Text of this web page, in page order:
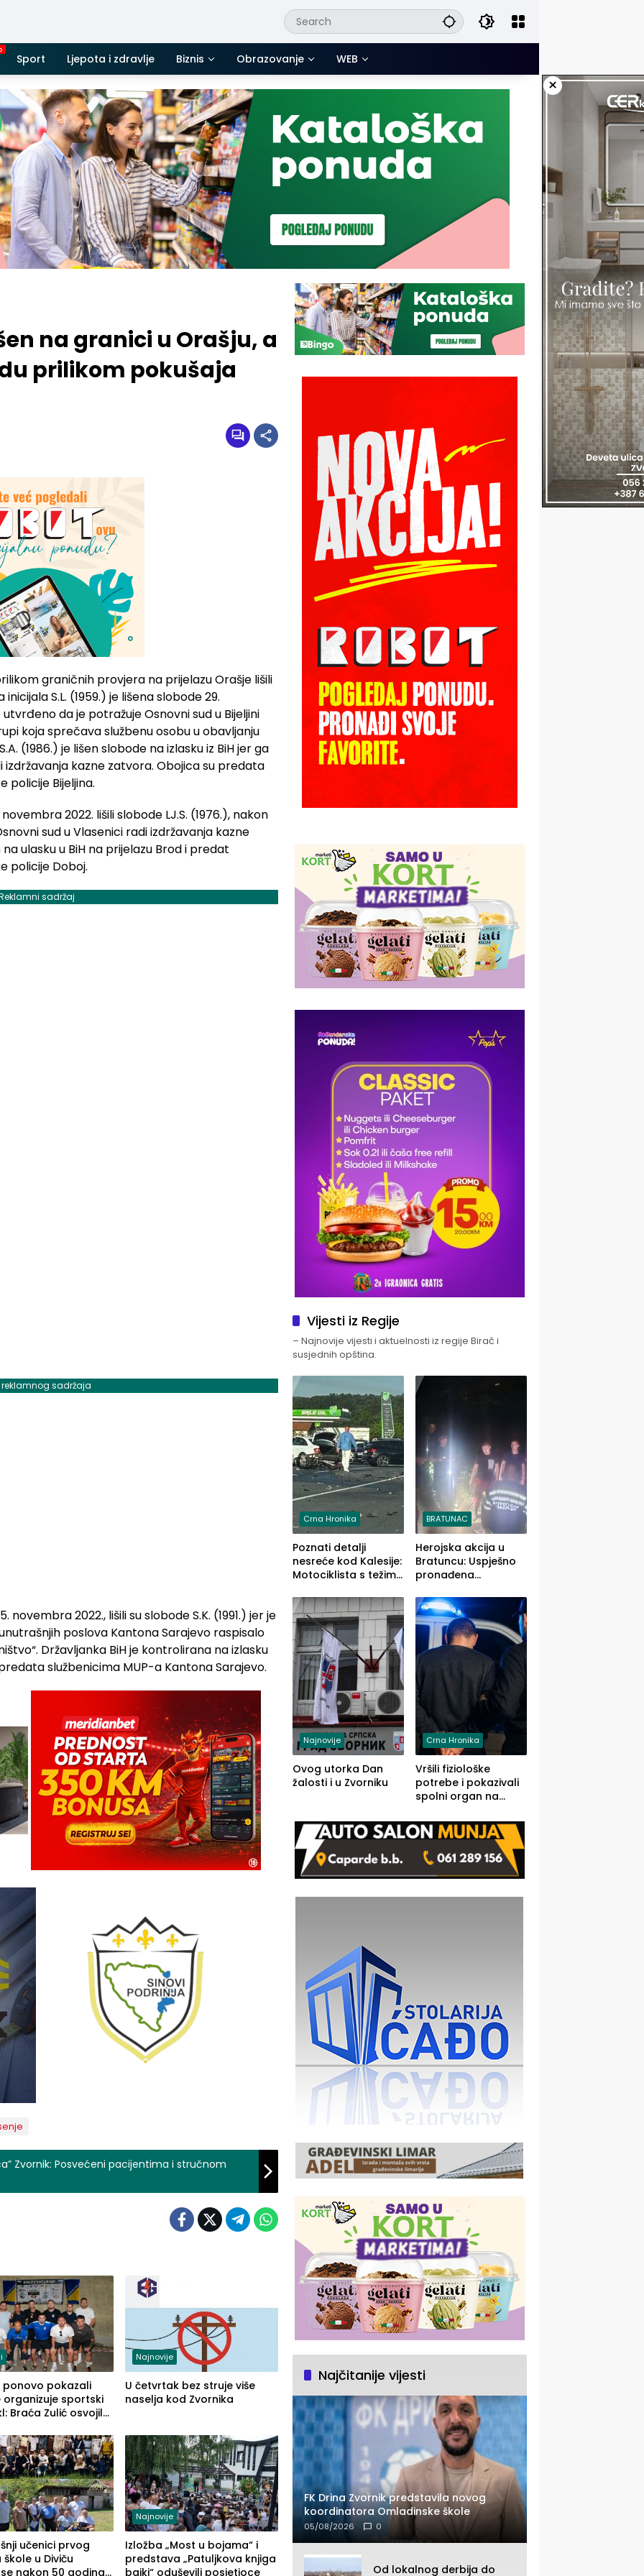
Sport Ljepota i zdravlje Biznis Obrazovanje WEB
×
na granici u Orašju, a
prilikom pokušaja
graničnih provjera na prijelazu Orašje lišili
S.L. (1959.) je lišena slobode 29.
da je potražuje Osnovni sud u Bijeljini
koja sprečava službenu osobu u obavljanju
(1986.) je lišen slobode na izlasku iz BiH jer ga
izdržavanja kazne zatvora. Obojica su predata
policije Bijeljina.
2022. lišili slobode LJ.S. (1976.), nakon
sud u Vlasenici radi izdržavanja kazne
ulasku u BiH na prijelazu Brod i predat
policije Doboj.
sadržaj
reklamnog sadržaja
novembra 2022., lišili su slobode S.K. (1991.) jer je
poslova Kantona Sarajevo raspisalo
Državljanka BiH je kontrolirana na izlasku
službenicima MUP-a Kantona Sarajevo.
Zvornik: Posvećeni pacijentima i stručnom
ponovo pokazali
organizuje sportski
Braća Zulić osvojila
Najnovije
U četvrtak bez struje više
naselja kod Zvornika
učenici prvog
u Diviču
nakon 50 godina,
Najnovije
Izložba „Most u bojama“ i
predstava „Patuljkova knjiga
bajki“ oduševili posjetioce
Vijesti iz Regije
– Najnovije vijesti i aktuelnosti iz regije Birač i
susjednih opština.
Crna Hronika
Poznati detalji
nesreće kod Kalesije:
Motociklista s težim,
lakšim povredama
BRATUNAC
Herojska akcija u
Bratuncu: Uspješno
pronađena
a Ivanka Lazić,
rodom iz Kravice.
Najnovije
Ovog utorka Dan
žalosti i u Zvorniku
Crna Hronika
Vršili fiziološke
potrebe i pokazivali
spolni organ na
uslijedile kazne
Najčitanije vijesti
FK Drina Zvornik predstavila novog
koordinatora Omladinske škole
05/08/2026 0
Od lokalnog derbija do